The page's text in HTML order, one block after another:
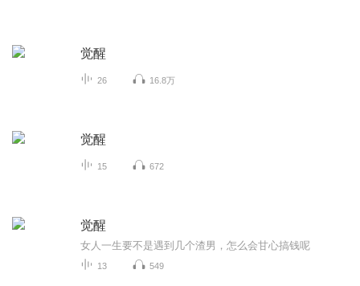
觉醒
26 16.8万
觉醒
15 672
觉醒
女人一生要不是遇到几个渣男，怎么会甘心搞钱呢
13 549